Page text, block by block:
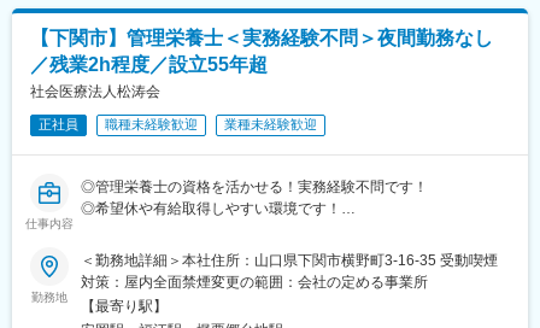
【下関市】管理栄養士＜実務経験不問＞夜間勤務なし
／残業2h程度／設立55年超
社会医療法人松涛会
正社員 職種未経験歓迎 業種未経験歓迎
仕事内容
◎管理栄養士の資格を活かせる！実務経験不問です！
◎希望休や有給取得しやすい環境です！
■業務内容：
【病棟での栄養管理】
・栄養評価（採血データ・身体計測・食事摂取量の確認）
・栄養ケア計画（栄養管理計画書）の作成
勤務地
＜勤務地詳細＞本社住所：山口県下関市横野町3-16-35 受動喫煙
対策：屋内全面禁煙変更の範囲：会社の定める事業所
【最寄り駅】